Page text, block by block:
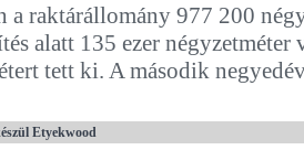
a raktárállomány 977 200
alatt 135 ezer
tett ki. A második
Etyekwood